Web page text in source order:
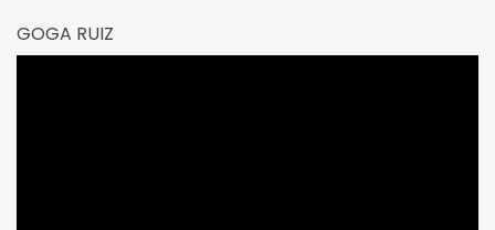
GOGA RUIZ